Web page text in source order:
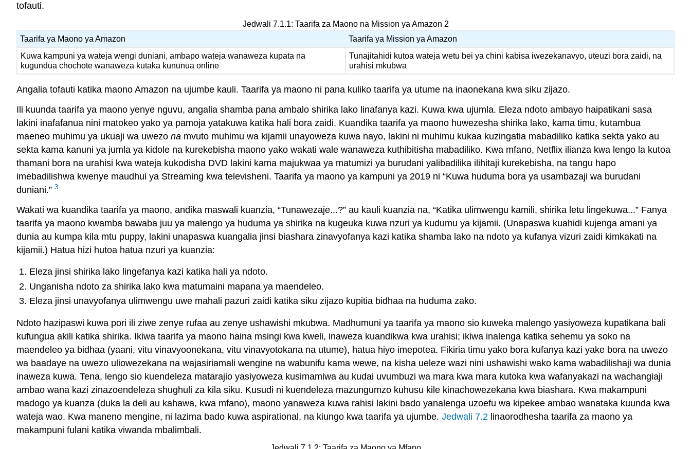
tofauti.
Jedwali 7.1.1: Taarifa za Maono na Mission ya Amazon 2
Taarifa ya Maono ya Amazon
Taarifa ya Mission ya Amazon
Kuwa kampuni ya wateja wengi duniani, ambapo wateja wanaweza kupata na
kugundua chochote wanaweza kutaka kununua online
Tunajitahidi kutoa wateja wetu bei ya chini kabisa iwezekanavyo, uteuzi bora zaidi, na
urahisi mkubwa
Angalia tofauti katika maono Amazon na ujumbe kauli. Taarifa ya maono ni pana kuliko taarifa ya utume na inaonekana kwa siku zijazo.
Ili kuunda taarifa ya maono yenye nguvu, angalia shamba pana ambalo shirika lako linafanya kazi. Kuwa kwa ujumla. Eleza ndoto ambayo haipatikani sasa
lakini inafafanua nini matokeo yako ya pamoja yatakuwa katika hali bora zaidi. Kuandika taarifa ya maono huwezesha shirika lako, kama timu, kutambua
maeneo muhimu ya ukuaji wa uwezo na mvuto muhimu wa kijamii unayoweza kuwa nayo, lakini ni muhimu kukaa kuzingatia mabadiliko katika sekta yako au
sekta kama kanuni ya jumla ya kidole na kurekebisha maono yako wakati wale wanaweza kuthibitisha mabadiliko. Kwa mfano, Netflix ilianza kwa lengo la kutoa
thamani bora na urahisi kwa wateja kukodisha DVD lakini kama majukwaa ya matumizi ya burudani yalibadilika ilihitaji kurekebisha, na tangu hapo
imebadilishwa kwenye maudhui ya Streaming kwa televisheni. Taarifa ya maono ya kampuni ya 2019 ni “Kuwa huduma bora ya usambazaji wa burudani
duniani.” 3
Wakati wa kuandika taarifa ya maono, andika maswali kuanzia, “Tunawezaje...?” au kauli kuanzia na, “Katika ulimwengu kamili, shirika letu lingekuwa...” Fanya
taarifa ya maono kwamba bawaba juu ya malengo ya huduma ya shirika na kugeuka kuwa nzuri ya kudumu ya kijamii. (Unapaswa kuahidi kujenga amani ya
dunia au kumpa kila mtu puppy, lakini unapaswa kuangalia jinsi biashara zinavyofanya kazi katika shamba lako na ndoto ya kufanya vizuri zaidi kimkakati na
kijamii.) Hatua hizi hutoa hatua nzuri ya kuanzia:
Eleza jinsi shirika lako lingefanya kazi katika hali ya ndoto.
Unganisha ndoto za shirika lako kwa matumaini mapana ya maendeleo.
Eleza jinsi unavyofanya ulimwengu uwe mahali pazuri zaidi katika siku zijazo kupitia bidhaa na huduma zako.
Ndoto hazipaswi kuwa pori ili ziwe zenye rufaa au zenye ushawishi mkubwa. Madhumuni ya taarifa ya maono sio kuweka malengo yasiyoweza kupatikana bali
kufungua akili katika shirika. Ikiwa taarifa ya maono haina msingi kwa kweli, inaweza kuandikwa kwa urahisi; ikiwa inalenga katika sehemu ya soko na
maendeleo ya bidhaa (yaani, vitu vinavyoonekana, vitu vinavyotokana na utume), hatua hiyo imepotea. Fikiria timu yako bora kufanya kazi yake bora na uwezo
wa baadaye na uwezo uliowezekana na wajasiriamali wengine na wabunifu kama wewe, na kisha ueleze wazi nini ushawishi wako kama wabadilishaji wa dunia
inaweza kuwa. Tena, lengo sio kuendeleza matarajio yasiyoweza kusimamiwa au kudai uvumbuzi wa mara kwa mara kutoka kwa wafanyakazi na wachangiaji
ambao wana kazi zinazoendeleza shughuli za kila siku. Kusudi ni kuendeleza mazungumzo kuhusu kile kinachowezekana kwa biashara. Kwa makampuni
madogo ya kuanza (duka la deli au kahawa, kwa mfano), maono yanaweza kuwa rahisi lakini bado yanalenga uzoefu wa kipekee ambao wanataka kuunda kwa
wateja wao. Kwa maneno mengine, ni lazima bado kuwa aspirational, na kiungo kwa taarifa ya ujumbe. Jedwali 7.2 linaorodhesha taarifa za maono ya
makampuni fulani katika viwanda mbalimbali.